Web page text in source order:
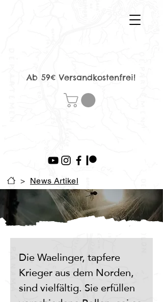
Ab 59€ Versandkostenfrei!
> News Artikel
Die Waelinger, tapfere
Krieger aus dem Norden,
sind vielfältig. Sie erfüllen